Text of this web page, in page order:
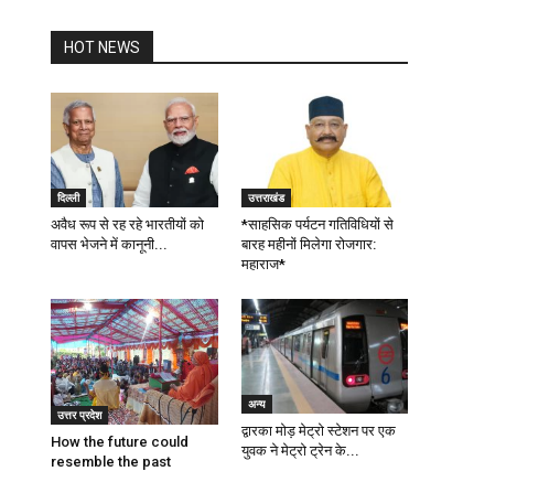
HOT NEWS
दिल्ली
अवैध रूप से रह रहे भारतीयों को
वापस भेजने में कानूनी...
उत्तराखंड
*साहसिक पर्यटन गतिविधियों से
बारह महीनों मिलेगा रोजगार:
महाराज*
उत्तर प्रदेश
How the future could
resemble the past
अन्य
द्वारका मोड़ मेट्रो स्टेशन पर एक
युवक ने मेट्रो ट्रेन के...